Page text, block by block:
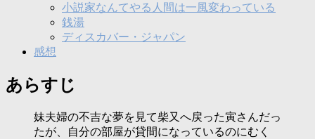
小説家なんてやる人間は一風変わっている
銭湯
ディスカバー・ジャパン
感想
あらすじ
妹夫婦の不吉な夢を見て柴又へ戻った寅さんだっ
たが、自分の部屋が貸間になっているのにむく